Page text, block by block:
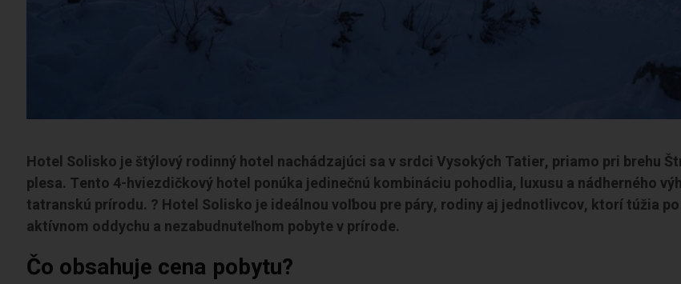
Hotel Solisko je štýlový rodinný hotel nachádzajúci sa v srdci Vysokých Tatier, priamo pri brehu
plesa. Tento 4-hviezdičkový hotel ponúka jedinečnú kombináciu pohodlia, luxusu a nádherného
tatranskú prírodu. ? Hotel Solisko je ideálnou voľbou pre páry, rodiny aj jednotlivcov, ktorí túžia
aktívnom oddychu a nezabudnuteľnom pobyte v prírode.
Čo obsahuje cena pobytu?